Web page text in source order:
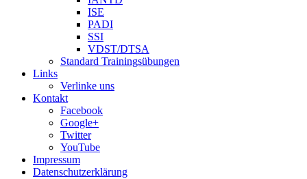
ISE
PADI
SSI
VDST/DTSA
Standard Trainingsübungen
Links
Verlinke uns
Kontakt
Facebook
Google+
Twitter
YouTube
Impressum
Datenschutzerklärung